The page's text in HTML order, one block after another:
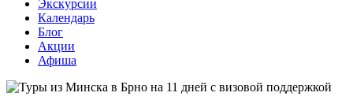
Экскурсии
Календарь
Блог
Акции
Афиша